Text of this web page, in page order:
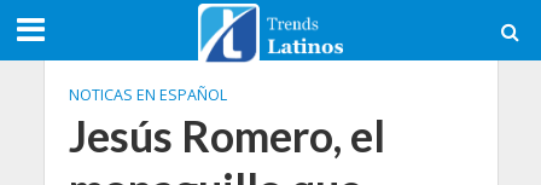
NOTICAS EN ESPAÑOL
Jesús Romero, el